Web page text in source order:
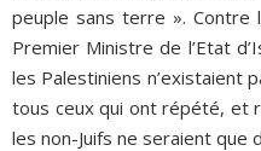
peuple sans terre ». Contre
Premier Ministre de l’Etat
les Palestiniens n’existaient
tous ceux qui ont répété, et
les non-Juifs ne seraient que